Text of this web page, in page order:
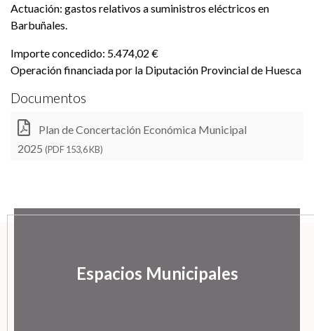
Actuación: gastos relativos a suministros eléctricos en
Barbuñales.
Importe concedido: 5.474,02 €
Operación financiada por la Diputación Provincial de Huesca
Documentos
Plan de Concertación Económica Municipal
2025 (PDF 153,6 KB)
Espacios Municipales